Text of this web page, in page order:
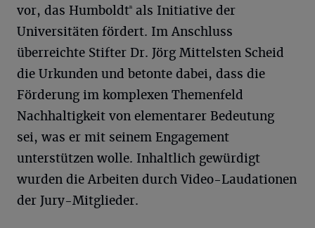
vor, das Humboldtⁿ als Initiative der
Universitäten fördert. Im Anschluss
überreichte Stifter Dr. Jörg Mittelsten Scheid
die Urkunden und betonte dabei, dass die
Förderung im komplexen Themenfeld
Nachhaltigkeit von elementarer Bedeutung
sei, was er mit seinem Engagement
unterstützen wolle. Inhaltlich gewürdigt
wurden die Arbeiten durch Video-Laudationen
der Jury-Mitglieder.